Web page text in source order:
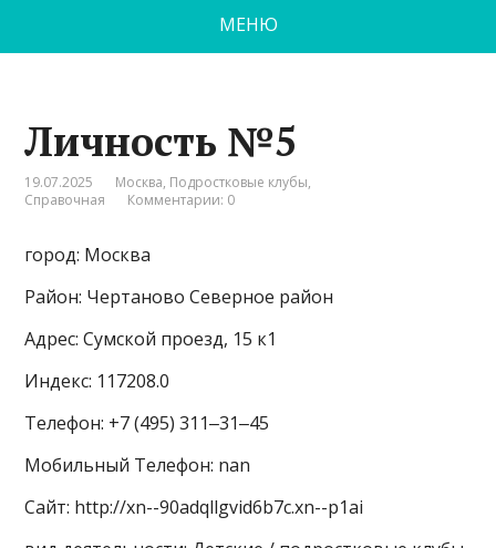
МЕНЮ
Личность №5
19.07.2025 Москва, Подростковые клубы,
Справочная
Комментарии: 0
город: Москва
Район: Чертаново Северное район
Адрес: Сумской проезд, 15 к1
Индекс: 117208.0
Телефон: +7 (495) 311‒31‒45
Мобильный Телефон: nan
Сайт: http://xn--90adqllgvid6b7c.xn--p1ai